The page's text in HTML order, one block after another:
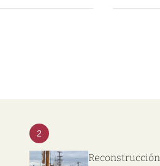
2